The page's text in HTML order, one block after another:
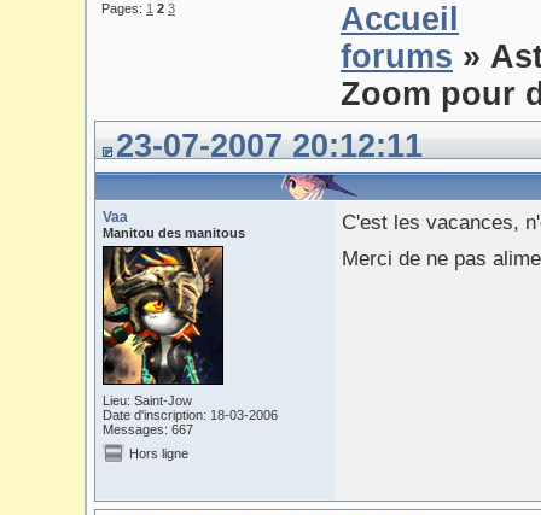
Pages: 1 2 3
Accueil
forums »
Zoom pour
23-07-2007 20:12:11
Vaa
Manitou des manitous
Lieu: Saint-Jow
Date d'inscription: 18-03-2006
Messages: 667
C'est les vacances,
Merci de ne pas
Hors ligne